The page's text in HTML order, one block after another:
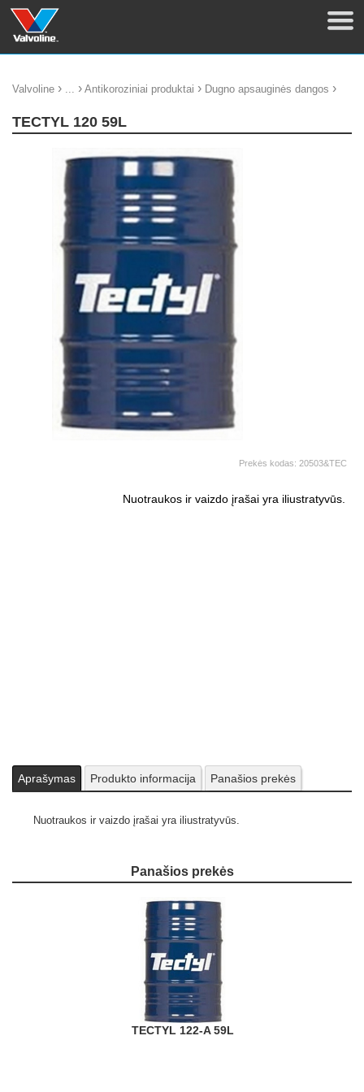
Valvoline › ... › Antikoroziniai produktai › Dugno apsauginės dangos ›
TECTYL 120 59L
Prekės kodas: 20503&TEC
Nuotraukos ir vaizdo įrašai yra iliustratyvūs.
Aprašymas Produkto informacija Panašios prekės
Nuotraukos ir vaizdo įrašai yra iliustratyvūs.
Panašios prekės
TECTYL 122-A 59L